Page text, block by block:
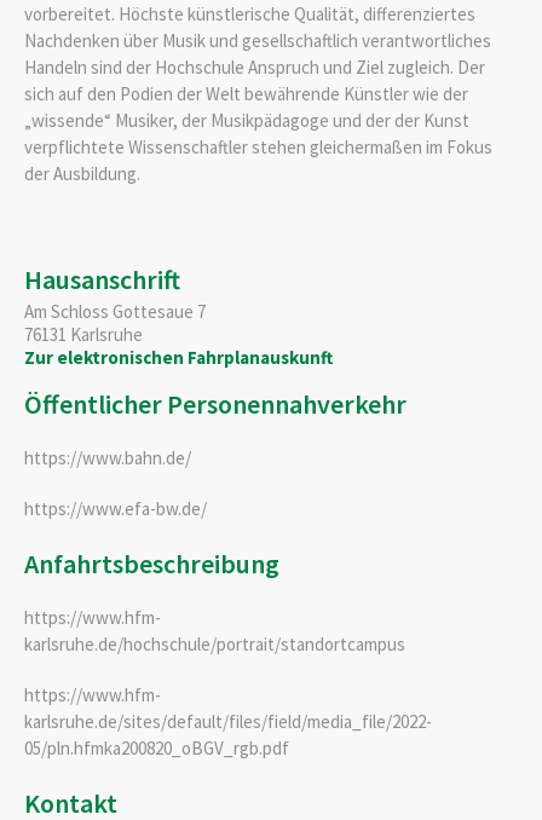
vorbereitet. Höchste künstlerische Qualität, differenziertes
Nachdenken über Musik und gesellschaftlich verantwortliches
Handeln sind der Hochschule Anspruch und Ziel zugleich. Der
sich auf den Podien der Welt bewährende Künstler wie der
„wissende“ Musiker, der Musikpädagoge und der der Kunst
verpflichtete Wissenschaftler stehen gleichermaßen im Fokus
der Ausbildung.
Hausanschrift
Am Schloss Gottesaue 7
76131 Karlsruhe
Zur elektronischen Fahrplanauskunft
Öffentlicher Personennahverkehr
https://www.bahn.de/
https://www.efa-bw.de/
Anfahrtsbeschreibung
https://www.hfm-
karlsruhe.de/hochschule/portrait/standortcampus
https://www.hfm-
karlsruhe.de/sites/default/files/field/media_file/2022-
05/pln.hfmka200820_oBGV_rgb.pdf
Kontakt